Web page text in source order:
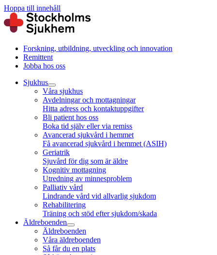
Hoppa till innehåll
Forskning, utbildning, utveckling och innovation
Remittent
Jobba hos oss
Sjukhus
Våra sjukhus
Avdelningar och mottagningar
Hitta adress och kontaktuppgifter
Bli patient hos oss
Boka tid själv eller via remiss
Avancerad sjukvård i hemmet
Få avancerad sjukvård i hemmet (ASIH)
Geriatrik
Sjuvård för dig som är äldre
Kognitiv mottagning
Utredning av minnesproblem
Palliativ vård
Lindrande vård vid allvarlig sjukdom
Rehabilitering
Träning och stöd efter sjukdom/skada
Äldreboenden
Äldreboenden
Våra äldreboenden
Så får du en plats